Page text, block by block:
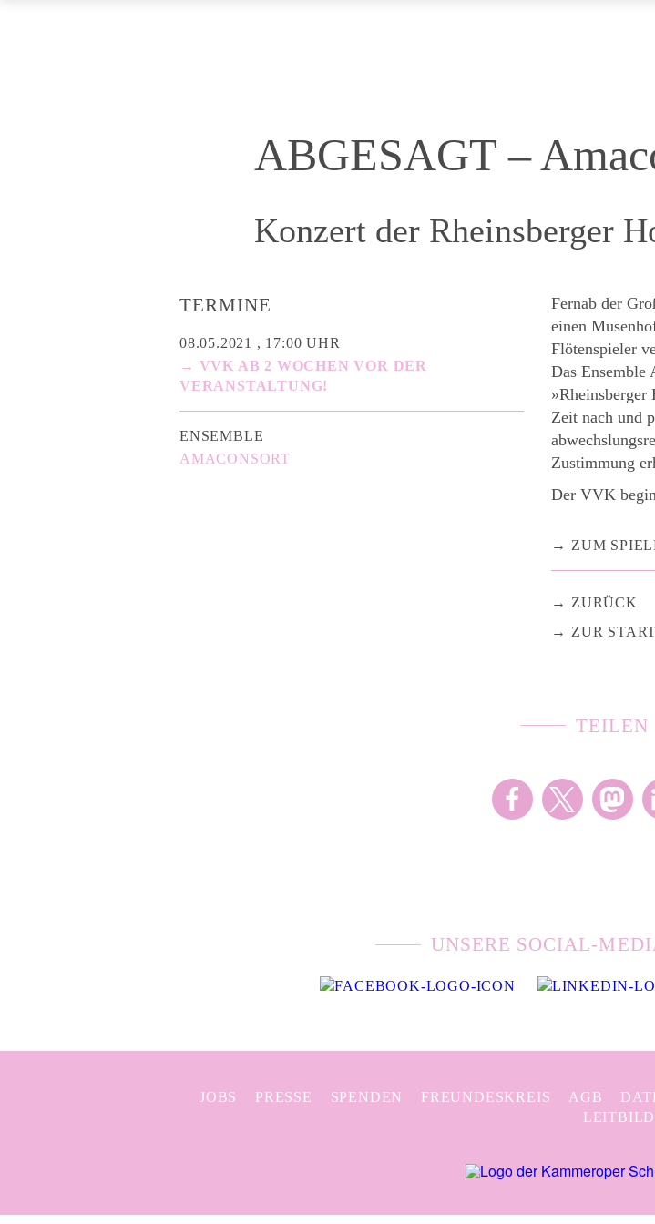
ABGESAGT –
Konzert der Rheinsberger
TERMINE
08.05.2021 , 17:00 UHR
→ VVK AB 2 WOCHEN VOR DER
VERANSTALTUNG!
ENSEMBLE
AMACONSORT
Fernab der
einen
Flötenspieler
Das Ensemble
»Rheinsberger
Zeit nach und
Zustimmung
Der VVK
ZUM
ZURÜCK
ZUR
TEILEN
UNSERE SOCIAL-
JOBS PRESSE SPENDEN FREUNDESKREIS AGB
LEITBILD